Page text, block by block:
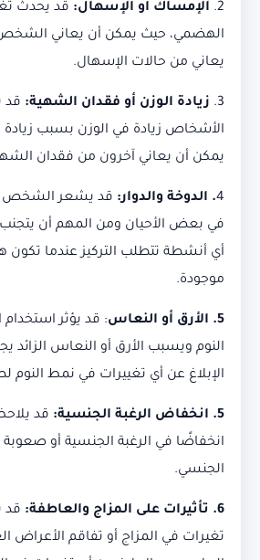
2. الإمساك أو الإسهال: قد يحدث
الهضمي، حيث يمكن أن يعاني
يعاني من حالات الإسهال.
3. زيادة الوزن أو فقدان الشهية: قد
الأشخاص زيادة في الوزن بسبب زيادة
يمكن أن يعاني آخرون من فقدان
4. الدوخة والدوار: قد يشعر الشخص
في بعض الأحيان ومن المهم أن يتجنب
أي أنشطة تتطلب التركيز عندما تكون
موجودة.
5. الأرق أو النعاس
: قد يؤثر استخدام
النوم ويسبب الأرق أو النعاس الزائد
الإبلاغ عن أي تغييرات في نمط النوم
5. انخفاض الرغبة الجنسية:
قد
انخفاضًا في الرغبة الجنسية أو
الجنسي.
6. تأثيرات على المزاج والعاطفة:
قد
تغيرات في المزاج أو تفاقم الأعراض